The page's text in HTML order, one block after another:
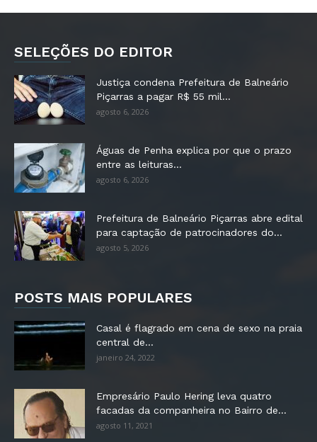
SELEÇÕES DO EDITOR
Justiça condena Prefeitura de Balneário
Piçarras a pagar R$ 55 mil...
agosto 6, 2026
Águas de Penha explica por que o prazo
entre as leituras...
agosto 6, 2026
Prefeitura de Balneário Piçarras abre edital
para captação de patrocinadores do...
agosto 5, 2026
POSTS MAIS POPULARES
Casal é flagrado em cena de sexo na praia
central de...
janeiro 24, 2022
Empresário Paulo Hering leva quatro
facadas da companheira no Bairro de...
agosto 11, 2021